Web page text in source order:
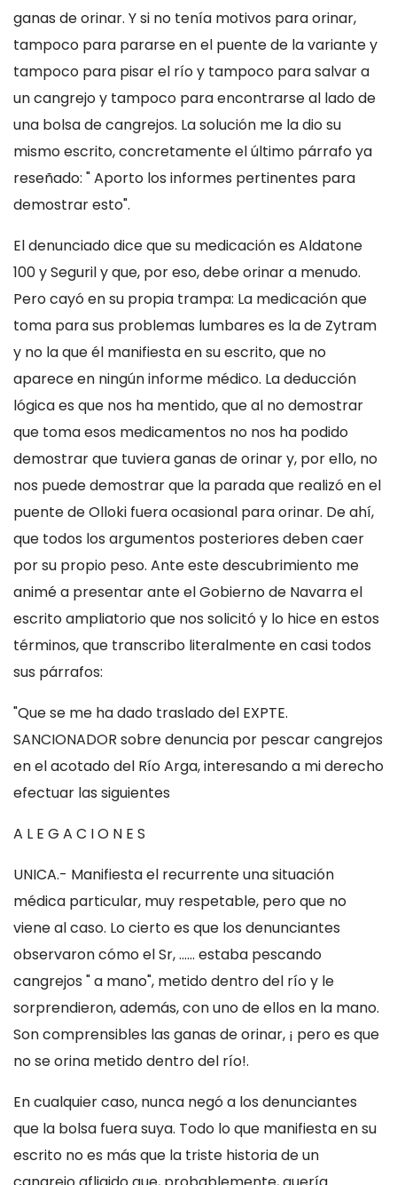
ganas de orinar. Y si no tenía motivos para orinar,
tampoco para pararse en el puente de la variante y
tampoco para pisar el río y tampoco para salvar a
un cangrejo y tampoco para encontrarse al lado de
una bolsa de cangrejos. La solución me la dio su
mismo escrito, concretamente el último párrafo ya
reseñado: " Aporto los informes pertinentes para
demostrar esto".
El denunciado dice que su medicación es Aldatone
100 y Seguril y que, por eso, debe orinar a menudo.
Pero cayó en su propia trampa: La medicación que
toma para sus problemas lumbares es la de Zytram
y no la que él manifiesta en su escrito, que no
aparece en ningún informe médico. La deducción
lógica es que nos ha mentido, que al no demostrar
que toma esos medicamentos no nos ha podido
demostrar que tuviera ganas de orinar y, por ello, no
nos puede demostrar que la parada que realizó en el
puente de Olloki fuera ocasional para orinar. De ahí,
que todos los argumentos posteriores deben caer
por su propio peso. Ante este descubrimiento me
animé a presentar ante el Gobierno de Navarra el
escrito ampliatorio que nos solicitó y lo hice en estos
términos, que transcribo literalmente en casi todos
sus párrafos:
"Que se me ha dado traslado del EXPTE.
SANCIONADOR sobre denuncia por pescar cangrejos
en el acotado del Río Arga, interesando a mi derecho
efectuar las siguientes
A L E G A C I O N E S
UNICA.- Manifiesta el recurrente una situación
médica particular, muy respetable, pero que no
viene al caso. Lo cierto es que los denunciantes
observaron cómo el Sr, ...... estaba pescando
cangrejos " a mano", metido dentro del río y le
sorprendieron, además, con uno de ellos en la mano.
Son comprensibles las ganas de orinar, ¡ pero es que
no se orina metido dentro del río!.
En cualquier caso, nunca negó a los denunciantes
que la bolsa fuera suya. Todo lo que manifiesta en su
escrito no es más que la triste historia de un